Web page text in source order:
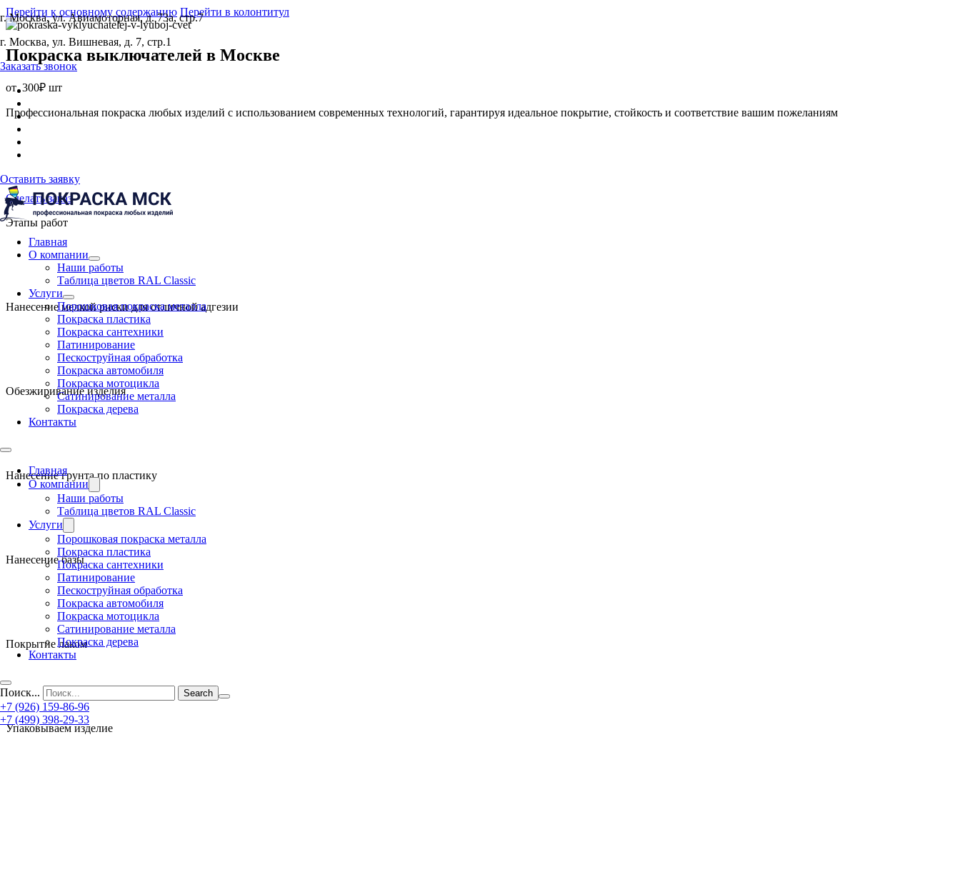
Перейти к основному содержанию Перейти в колонтитул
г. Москва, ул. Авиамоторная, д. 73а, стр.7
г. Москва, ул. Вишневая, д. 7, стр.1
Заказать звонок
Оставить заявку
Главная
О компании
Наши работы
Таблица цветов RAL Classic
Услуги
Порошковая покраска металла
Покраска пластика
Покраска сантехники
Патинирование
Пескоструйная обработка
Покраска автомобиля
Покраска мотоцикла
Сатинирование металла
Покраска дерева
Контакты
Главная
О компании
Наши работы
Таблица цветов RAL Classic
Услуги
Порошковая покраска металла
Покраска пластика
Покраска сантехники
Патинирование
Пескоструйная обработка
Покраска автомобиля
Покраска мотоцикла
Сатинирование металла
Покраска дерева
Контакты
Поиск...
+7 (926) 159-86-96
+7 (499) 398-29-33
Покраска выключателей в Москве
от 300₽ шт
Профессиональная покраска любых изделий с использованием современных технологий, гарантируя идеальное покрытие, стойкость и соответствие вашим пожеланиям
Сделать заказ
Этапы работ
Нанесение мелкой риски для отличной адгезии
Обезжиривание изделия
Нанесение грунта по пластику
Нанесение базы
Покрытие лаком
Упаковываем изделие